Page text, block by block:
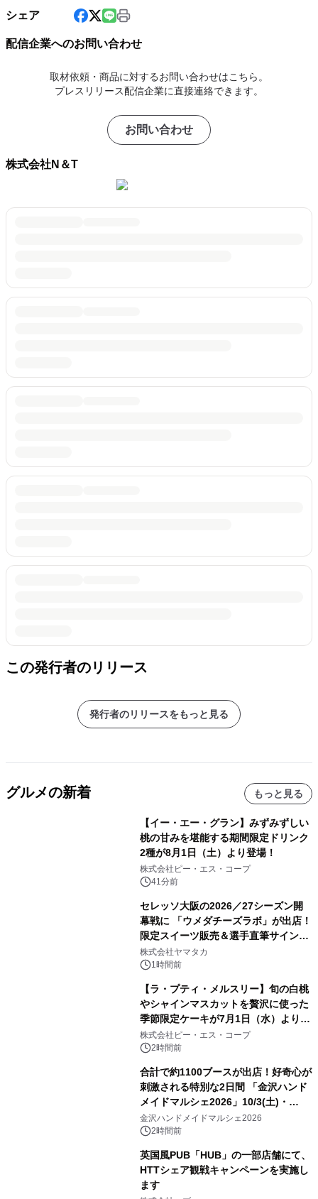
シェア
配信企業へのお問い合わせ
取材依頼・商品に対するお問い合わせはこちら。
プレスリリース配信企業に直接連絡できます。
お問い合わせ
株式会社N＆T
この発行者のリリース
発行者のリリースをもっと見る
グルメの新着 もっと見る
【イー・エー・グラン】みずみずしい
桃の甘みを堪能する期間限定ドリンク
2種が8月1日（土）より登場！
株式会社ピー・エス・コープ
41分前
セレッソ大阪の2026／27シーズン開
幕戦に 「ウメダチーズラボ」が出店！
限定スイーツ販売＆選手直筆サイング
ッズが当たる抽選会を 8月8日に開催
株式会社ヤマタカ
1時間前
【ラ・プティ・メルスリー】旬の白桃
やシャインマスカットを贅沢に使った
季節限定ケーキが7月1日（水）より順
次登場！
株式会社ピー・エス・コープ
2時間前
合計で約1100ブースが出店！好奇心が
刺激される特別な2日間 「金沢ハンド
メイドマルシェ2026」10/3(土)・
10/4(日)開催
金沢ハンドメイドマルシェ2026
2時間前
英国風PUB「HUB」の一部店舗にて、
HTTシェア観戦キャンペーンを実施し
ます